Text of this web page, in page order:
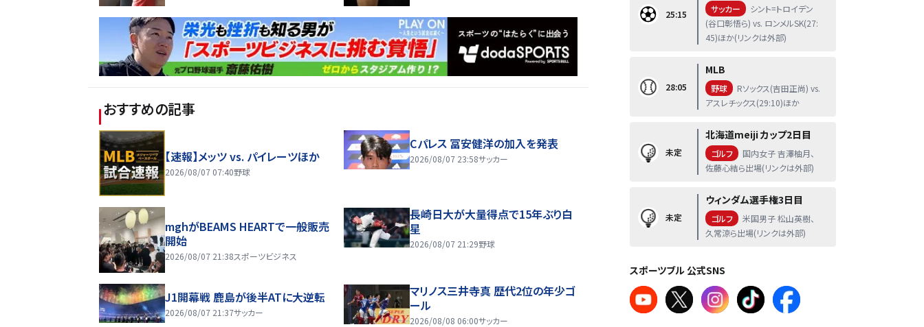
おすすめの記事
【速報】メッツ vs. パイレーツほか
2026/08/07 07:40野球
Cパレス 冨安健洋の加入を発表
2026/08/07 23:58サッカー
mghがBEAMS HEARTで一般販売
開始
2026/08/07 21:38スポーツビジネス
長崎日大が大量得点で15年ぶり白
星
2026/08/07 21:29野球
J1開幕戦 鹿島が後半ATに大逆転
2026/08/07 21:37サッカー
マリノス三井寺真 歴代2位の年少ゴ
ール
2026/08/08 06:00サッカー
25:15 サッカー
シント=トロイデン
(谷口彰悟ら) vs. ロンメルSK(27:
45)ほか(リンクは外部)
28:05
MLB
野球
Rソックス(吉田正尚) vs.
アスレチックス(29:10)ほか
未定
北海道meiji カップ2日目
ゴルフ
国内女子 吉澤柚月、
佐藤心結ら出場(リンクは外部)
未定
ウィンダム選手権3日目
ゴルフ
米国男子 松山英樹、
久常涼ら出場(リンクは外部)
スポーツブル 公式SNS